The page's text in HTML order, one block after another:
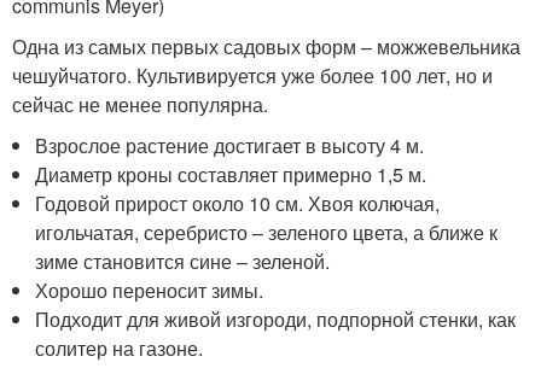
communis Meyer)
Одна из самых первых садовых форм – можжевельника
чешуйчатого. Культивируется уже более 100 лет, но и
сейчас не менее популярна.
Взрослое растение достигает в высоту 4 м.
Диаметр кроны составляет примерно 1,5 м.
Годовой прирост около 10 см. Хвоя колючая,
игольчатая, серебристо – зеленого цвета, а ближе к
зиме становится сине – зеленой.
Хорошо переносит зимы.
Подходит для живой изгороди, подпорной стенки, как
солитер на газоне.